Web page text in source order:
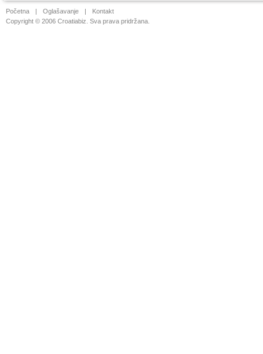
Početna | Oglašavanje |
Kontakt
Copyright © 2006 Croatiabiz. Sva prava pridržana.